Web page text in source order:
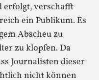
erfolgt, verschafft
ein Publikum. Es
Abscheu zu
zu klopfen. Da
Journalisten dieser
nicht können